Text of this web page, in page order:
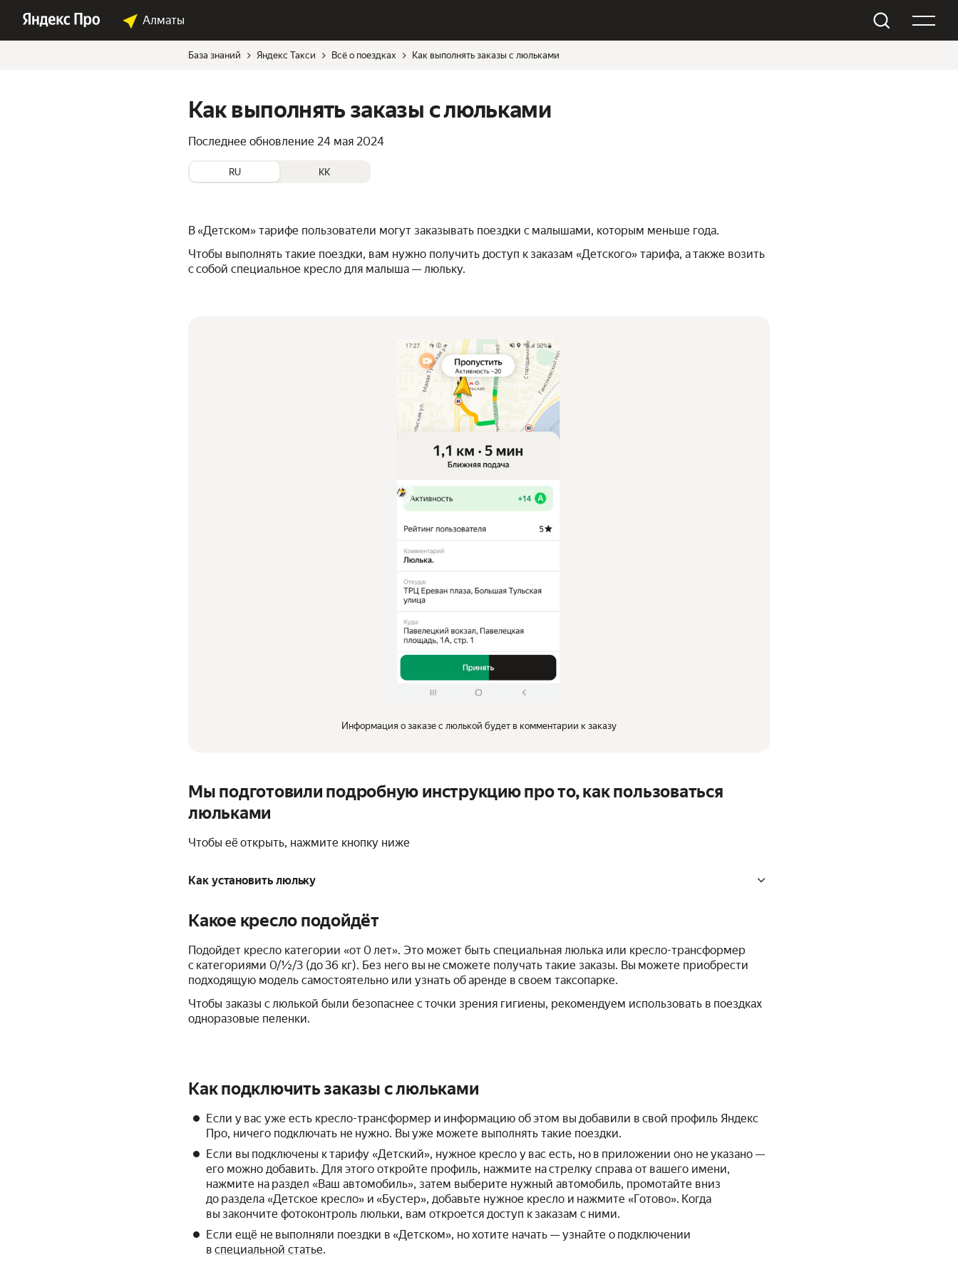
Алматы
База знаний Яндекс Такси Всё о поездках Как выполнять заказы с люльками
Как выполнять заказы с люльками
Последнее обновление 24 мая 2024
RU KK
В «Детском» тарифе пользователи могут заказывать поездки с малышами, которым меньше года.
Чтобы выполнять такие поездки, вам нужно получить доступ к заказам «Детского» тарифа, а также возить
с собой специальное кресло для малыша — люльку.
Информация о заказе с люлькой будет в комментарии к заказу
Мы подготовили подробную инструкцию про то, как пользоваться
люльками
Чтобы её открыть, нажмите кнопку ниже
Как установить люльку
Какое кресло подойдёт
Подойдет кресло категории «от 0 лет». Это может быть специальная люлька или кресло-трансформер
с категориями 0/½/3 (до 36 кг). Без него вы не сможете получать такие заказы. Вы можете приобрести
подходящую модель самостоятельно или узнать об аренде в своем таксопарке.
Чтобы заказы с люлькой были безопаснее с точки зрения гигиены, рекомендуем использовать в поездках
одноразовые пеленки.
Как подключить заказы с люльками
Если у вас уже есть кресло-трансформер и информацию об этом вы добавили в свой профиль Яндекс
Про, ничего подключать не нужно. Вы уже можете выполнять такие поездки.
Если вы подключены к тарифу «Детский», нужное кресло у вас есть, но в приложении оно не указано —
его можно добавить. Для этого откройте профиль, нажмите на стрелку справа от вашего имени,
нажмите на раздел «Ваш автомобиль», затем выберите нужный автомобиль, промотайте вниз
до раздела «Детское кресло» и «Бустер», добавьте нужное кресло и нажмите «Готово». Когда
вы закончите фотоконтроль люльки, вам откроется доступ к заказам с ними.
Если ещё не выполняли поездки в «Детском», но хотите начать — узнайте о подключении
в специальной статье.